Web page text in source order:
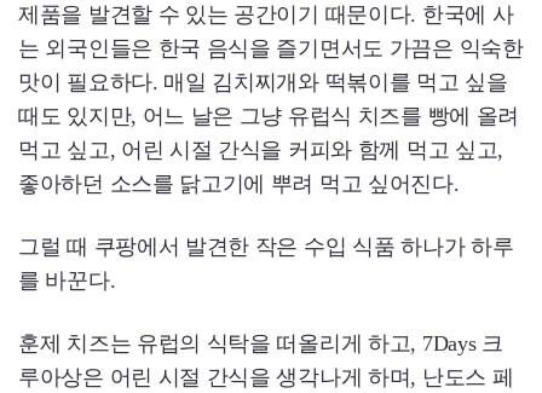
제품을 발견할 수 있는 공간이기 때문이다. 한국에 사
는 외국인들은 한국 음식을 즐기면서도 가끔은 익숙한
맛이 필요하다. 매일 김치찌개와 떡볶이를 먹고 싶을
때도 있지만, 어느 날은 그냥 유럽식 치즈를 빵에 올려
먹고 싶고, 어린 시절 간식을 커피와 함께 먹고 싶고,
좋아하던 소스를 닭고기에 뿌려 먹고 싶어진다.
그럴 때 쿠팡에서 발견한 작은 수입 식품 하나가 하루
를 바꾼다.
훈제 치즈는 유럽의 식탁을 떠올리게 하고, 7Days 크
루아상은 어린 시절 간식을 생각나게 하며, 난도스 페